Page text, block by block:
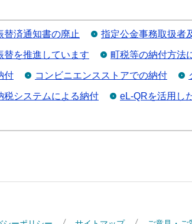
替済通知書の廃止 指定公金事務取扱者
替を推進しています 町税等の納付方法
付 コンビニエンスストアでの納付
税システムによる納付 eL-QRを活用し